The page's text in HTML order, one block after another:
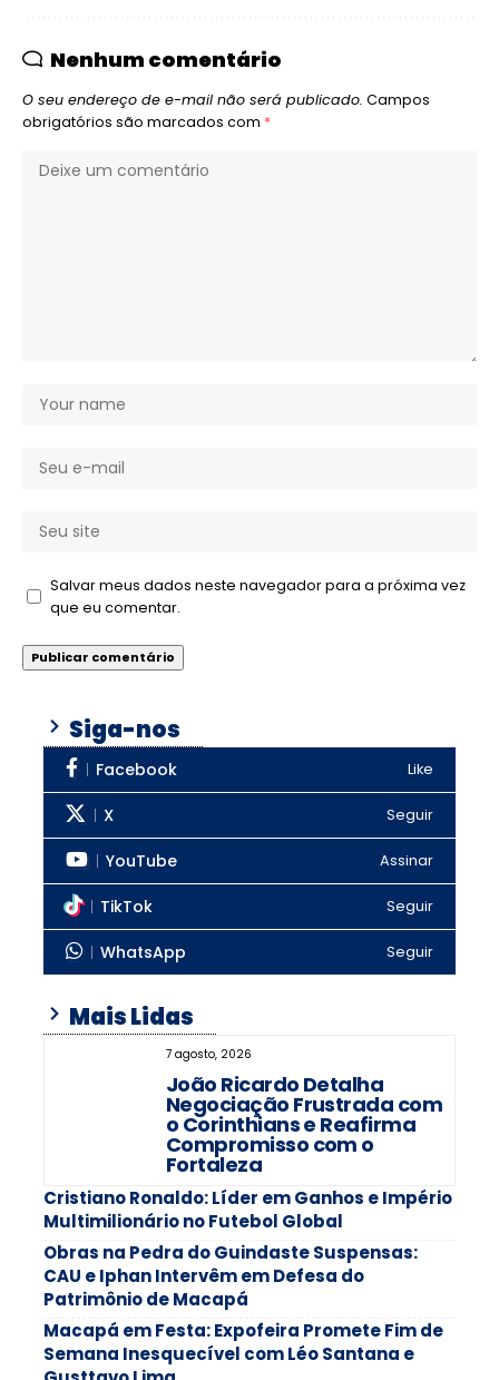
Nenhum comentário
O seu endereço de e-mail não será publicado. Campos
obrigatórios são marcados com *
Salvar meus dados neste navegador para a próxima vez
que eu comentar.
Siga-nos
Facebook Like
X Seguir
YouTube Assinar
TikTok Seguir
WhatsApp Seguir
Mais Lidas
7 agosto, 2026
João Ricardo Detalha
Negociação Frustrada com
o Corinthians e Reafirma
Compromisso com o
Fortaleza
Cristiano Ronaldo: Líder em Ganhos e Império
Multimilionário no Futebol Global
Obras na Pedra do Guindaste Suspensas:
CAU e Iphan Intervêm em Defesa do
Patrimônio de Macapá
Macapá em Festa: Expofeira Promete Fim de
Semana Inesquecível com Léo Santana e